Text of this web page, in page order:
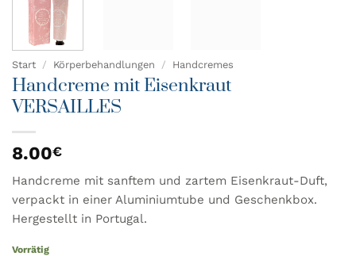
Start / Körperbehandlungen / Handcremes
Handcreme mit Eisenkraut
VERSAILLES
8.00€
Handcreme mit sanftem und zartem Eisenkraut-Duft,
verpackt in einer Aluminiumtube und Geschenkbox.
Hergestellt in Portugal.
Vorrätig